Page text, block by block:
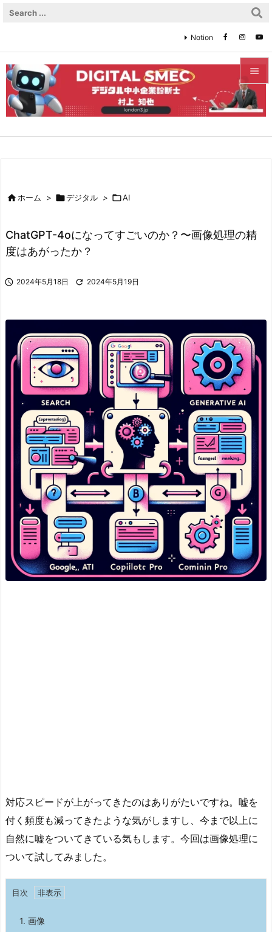


メニュ

検索
Notion
ホーム > デジタル > AI
ChatGPT-4oになってすごいのか？〜画像処理の精
度はあがったか？
 2024年5月18日  2024年5月19日
対応スピードが上がってきたのはありがたいですね。嘘を
付く頻度も減ってきたような気がしますし、今まで以上に
自然に嘘をついてきている気もします。今回は画像処理に
ついて試してみました。
目次
1. 画像